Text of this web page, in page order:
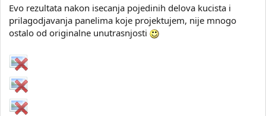
Evo rezultata nakon isecanja pojedinih delova kucista i
prilagodjavanja panelima koje projektujem, nije mnogo
ostalo od originalne unutrasnjosti